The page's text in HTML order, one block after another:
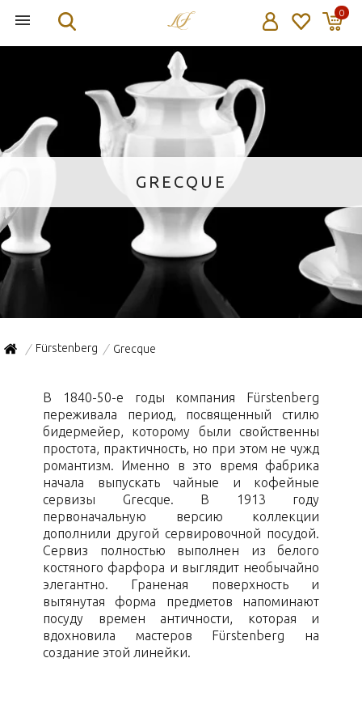
0
GRECQUE
/ Fürstenberg / Grecque
В 1840-50-е годы компания Fürstenberg
переживала период, посвященный стилю
бидермейер, которому были свойственны
простота, практичность, но при этом не чужд
романтизм. Именно в это время фабрика
начала выпускать чайные и кофейные
сервизы Grecque. В 1913 году
первоначальную версию коллекции
дополнили другой сервировочной посудой.
Сервиз полностью выполнен из белого
костяного фарфора и выглядит необычайно
элегантно. Граненая поверхность и
вытянутая форма предметов напоминают
посуду времен античности, которая и
вдохновила мастеров Fürstenberg на
создание этой линейки.